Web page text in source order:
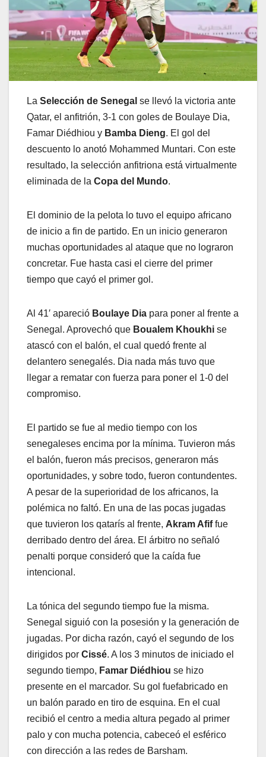
La Selección de Senegal se llevó la victoria ante
Qatar, el anfitrión, 3-1 con goles de Boulaye Dia,
Famar Diédhiou y Bamba Dieng. El gol del
descuento lo anotó Mohammed Muntari. Con este
resultado, la selección anfitriona está virtualmente
eliminada de la Copa del Mundo.
El dominio de la pelota lo tuvo el equipo africano
de inicio a fin de partido. En un inicio generaron
muchas oportunidades al ataque que no lograron
concretar. Fue hasta casi el cierre del primer
tiempo que cayó el primer gol.
Al 41′ apareció Boulaye Dia para poner al frente a
Senegal. Aprovechó que Boualem Khoukhi se
atascó con el balón, el cual quedó frente al
delantero senegalés. Dia nada más tuvo que
llegar a rematar con fuerza para poner el 1-0 del
compromiso.
El partido se fue al medio tiempo con los
senegaleses encima por la mínima. Tuvieron más
el balón, fueron más precisos, generaron más
oportunidades, y sobre todo, fueron contundentes.
A pesar de la superioridad de los africanos, la
polémica no faltó. En una de las pocas jugadas
que tuvieron los qatarís al frente, Akram Afiffue
derribado dentro del área. El árbitro no señaló
penalti porque consideró que la caída fue
intencional.
La tónica del segundo tiempo fue la misma.
Senegal siguió con la posesión y la generación de
jugadas. Por dicha razón, cayó el segundo de los
dirigidos por Cissé. A los 3 minutos de iniciado el
segundo tiempo, Famar Diédhiou se hizo
presente en el marcador. Su gol fuefabricado en
un balón parado en tiro de esquina. En el cual
recibió el centro a media altura pegado al primer
palo y con mucha potencia, cabeceó el esférico
con dirección a las redes de Barsham.